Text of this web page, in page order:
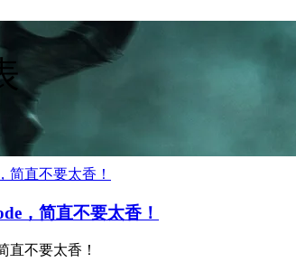
，简直不要太香！
直不要太香！